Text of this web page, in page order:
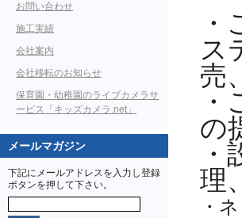
お問い合わせ
施工実績
会社案内
会社移転のお知らせ
保育園・幼稚園のライブカメラサ
ービス「キッズカメラ.net」
メールマガジン
下記にメールアドレスを入力し登録
ボタンを押して下さい。
ス
売
の
理
・